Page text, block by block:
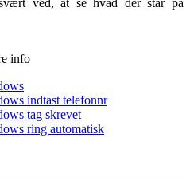
ved, at se hvad der står på
info